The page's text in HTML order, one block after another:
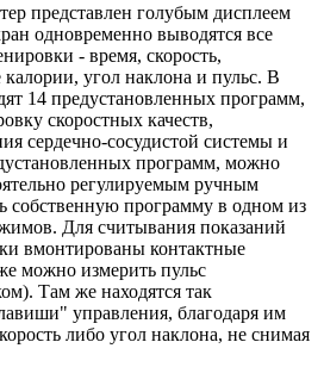
представлен голубым дисплеем
одновременно выводятся все
- время, скорость,
угол наклона и пульс. В
14 предустановленных программ,
скоростных качеств,
сердечно-сосудистой системы и
программ, можно
регулируемым ручным
собственную программу в одном из
Для считывания показаний
вмонтированы контактные
можно измерить пульс
Там же находятся так
управления, благодаря им
либо угол наклона, не снимая